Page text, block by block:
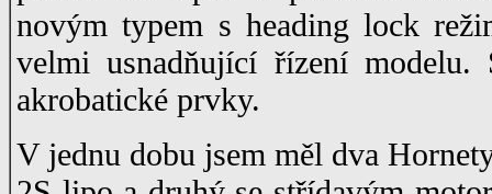
novým typem s heading lock
velmi usnadňující řízení modelu.
akrobatické prvky.
V jednu dobu jsem měl dva